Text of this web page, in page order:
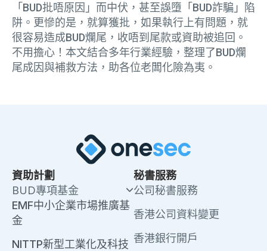
「BUD批唔原因」而中伏，甚至誤墮「BUD詐騙」陷
阱。更慘的是，就算獲批，如果執行上有問題，就
很容易造成BUD爛尾，收唔到尾款或資助被追回。
不用擔心！本文結合多年行業經驗，整理了BUD爛
尾成因與補救方法，助各位老闆化險為夷。
資助計劃
BUD專項基金
EMF中小企業市場推廣基
金
NITTP新型工業化及科技
秘書服務
公司秘書服務
香港公司資料變更
香港銀行開戶